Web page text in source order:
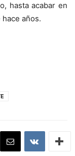
hasta acabar en
años.